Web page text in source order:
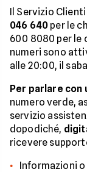
Il Servizio
046 640 per le
600 8080 per le
numeri sono
alle 20:00, il
Per parlare con
numero verde,
servizio
dopodiché,
ricevere
Informazioni